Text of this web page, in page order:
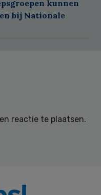
kunnen
bij Nationale
reactie te plaatsen.